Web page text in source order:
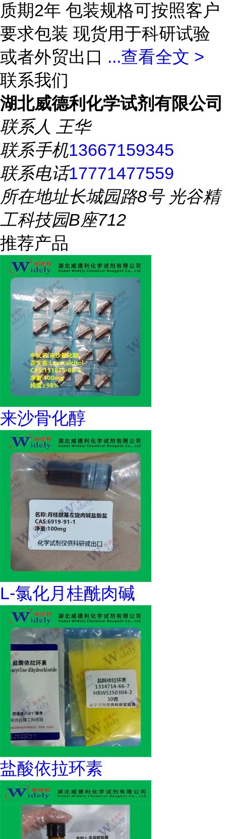
质期2年 包装规格可按照客户
要求包装 现货用于科研试验
或者外贸出口 ...查看全文 >
联系我们
湖北威德利化学试剂有限公司
联系人 王华
联系手机13667159345
联系电话17771477559
所在地址长城园路8号 光谷精
工科技园B座712
推荐产品
来沙骨化醇
L-氯化月桂酰肉碱
盐酸依拉环素